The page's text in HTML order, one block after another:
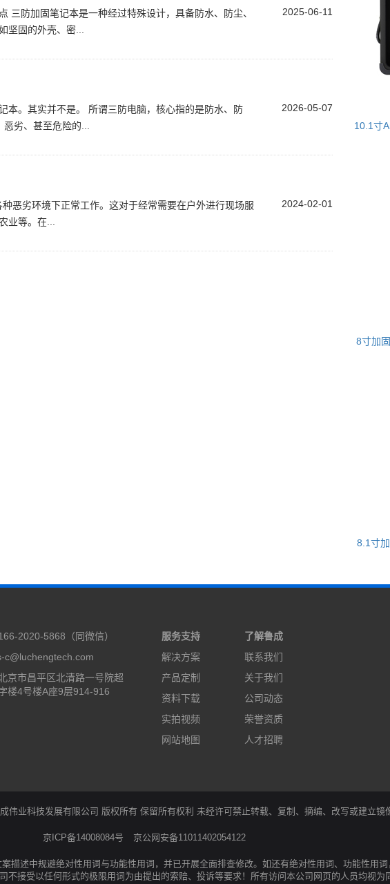
2025-06-11
三防加固笔记本是一种经过特殊设计，具备防水、防尘、
坚固的外壳、密...
2026-05-07
本。其实并不是。 所谓三防电脑，核心指的是防水、防
劣、甚至危险的...
2024-02-01
恶劣环境下正常工作。这对于经常需要在户外进行现场服
业等。在...
10.1寸
8寸加
8.1寸
2020-5868（同微信）
c@luchengtech.com
京市昌平区北清路一号院超
楼4号楼A座9层914-916
服务支持
解决方案
产品定制
资料下载
实拍视频
网站地图
了解鲁成
联系我们
关于我们
公司动态
荣誉资质
人才招聘
伟业科技发展有限公司 版权所有 保留所有权利 未经许可禁止转载、复制、摘编、改写或建立镜
京ICP备14008084号 京公网安备11011402054122
描述中规避绝对性用词与功能性用词，并已开展全面排查修改。如还有绝对性用词、功能性用词
接受以任何形式的极限用词为由提出的索赔、投诉等要求！所有访问本公司网页的人员均视为